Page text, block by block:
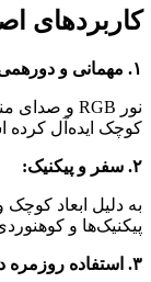
اصلی
کرده است.
ابعاد کوچک و وزن
و کوهنوردی خواهد